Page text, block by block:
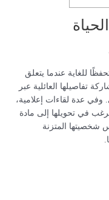
للغاية عندما يتعلق
تفاصيلها العائلية عبر
وفي عدة لقاءات إعلامية،
في تحويلها إلى مادة
شخصيتها المتزنة